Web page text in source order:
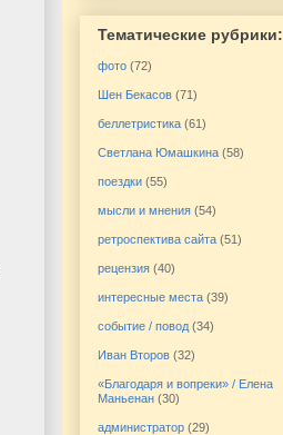
Тематические рубрики:
фото (72)
Шен Бекасов (71)
беллетристика (61)
Светлана Юмашкина (58)
поездки (55)
мысли и мнения (54)
ретроспектива сайта (51)
рецензия (40)
интересные места (39)
событие / повод (34)
Иван Второв (32)
«Благодаря и вопреки» / Елена
Маньенан (30)
администратор (29)